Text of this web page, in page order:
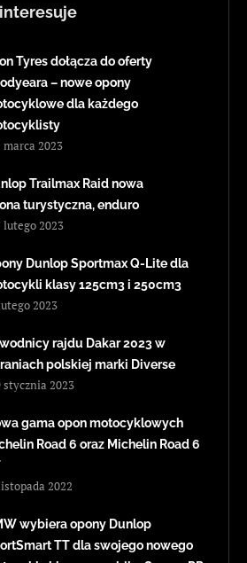
Tyres dołącza do oferty
– nowe opony
dla każdego
marca 2023
Trailmax Raid nowa
turystyczna, enduro
lutego 2023
Dunlop Sportmax Q-Lite dla
klasy 125cm3 i 250cm3
2023
rajdu Dakar 2023 w
polskiej marki Diverse
stycznia 2023
gama opon motocyklowych
Road 6 oraz Michelin Road 6
2022
wybiera opony Dunlop
TT dla swojego nowego